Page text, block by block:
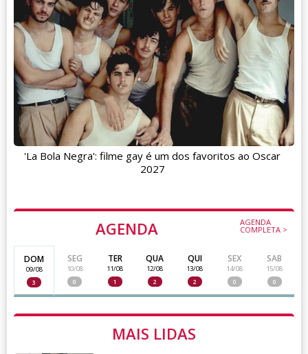
AGENDA AGENDA
COMPLETA >
DOM
09/08
3
SEG
10/08
0
TER
11/08
1
QUA
12/08
2
QUI
13/08
2
SEX
14/08
0
SAB
15/08
0
MAIS LIDAS
'La Bola Negra': filme gay é um dos favoritos ao Oscar
2027